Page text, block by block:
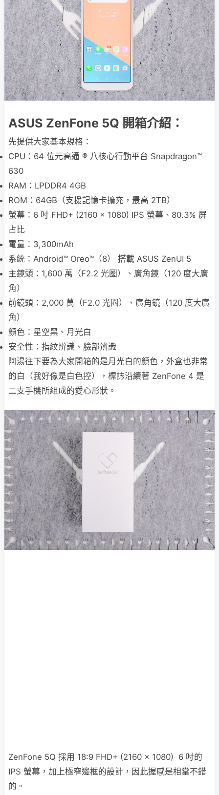
ASUS ZenFone 5Q 開箱介紹：
先提供大家基本規格：
CPU：64 位元高通 ® 八核心行動平台 Snapdragon™
630
RAM：LPDDR4 4GB
ROM：64GB（支援記憶卡擴充，最高 2TB）
螢幕：6 吋 FHD+ (2160 x 1080) IPS 螢幕、80.3% 屏
占比
電量：3,300mAh
系統：Android™ Oreo™（8） 搭載 ASUS ZenUI 5
主鏡頭：1,600 萬（F2.2 光圈）、廣角鏡（120 度大廣
角）
前鏡頭：2,000 萬（F2.0 光圈）、廣角鏡（120 度大廣
角）
顏色：星空黑、月光白
安全性：指紋辨識、臉部辨識
阿湯往下要為大家開箱的是月光白的顏色，外盒也非常
的白（我好像是白色控），標誌沿續著 ZenFone 4 是
二支手機所組成的愛心形狀。
ZenFone 5Q 採用 18:9 FHD+ (2160 x 1080) 6 吋的
IPS 螢幕，加上極窄邊框的設計，因此握感是相當不錯
的。